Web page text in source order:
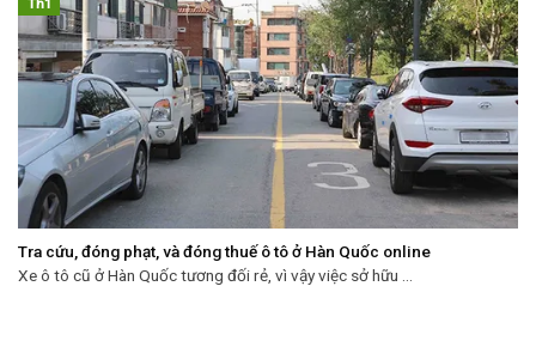
Tra cứu, đóng phạt, và đóng thuế ô tô ở Hàn Quốc online
Xe ô tô cũ ở Hàn Quốc tương đối rẻ, vì vậy việc sở hữu ...
Th1